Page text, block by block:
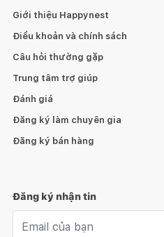
Giới thiệu Happynest
Điều khoản và chính sách
Câu hỏi thường gặp
Trung tâm trợ giúp
Đánh giá
Đăng ký làm chuyên gia
Đăng ký bán hàng
Đăng ký nhận tin